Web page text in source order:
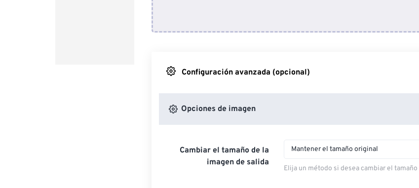
Configuración avanzada (opcional)
Opciones de imagen
Cambiar el tamaño de la
imagen de salida
Mantener el tamaño original
Elija un método si desea cambiar el